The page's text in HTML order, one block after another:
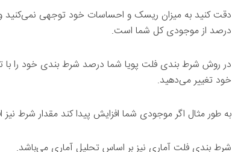
درصد از موجودی کل شما است.
در روش شرط بندی فلت پویا شما درصد شرط بندی خود را با
خود تغییر می‌دهید.
به طور مثال اگر موجودی شما افزایش پیدا کند مقدار شرط نیز
شرط بندی فلت آماری نیز بر اساس تحلیل آماری می‌باشد.